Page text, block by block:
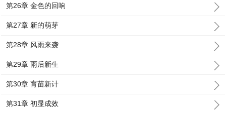
第26章 金色的回响
第27章 新的萌芽
第28章 风雨来袭
第29章 雨后新生
第30章 育苗新计
第31章 初显成效